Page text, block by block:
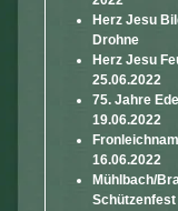
Herz Jesu
Drohne
Herz Jesu
25.06.2022
75. Jahre
19.06.2022
Fronleichnam
16.06.2022
Mühlbach/
Schützenfest